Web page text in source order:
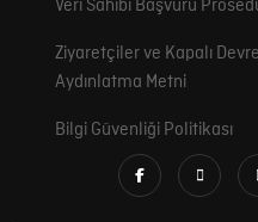
Veri Sahibi Başvuru
Ziyaretçiler ve Kapalı
Aydınlatma Metni
Bilgi Güvenliği Politikası